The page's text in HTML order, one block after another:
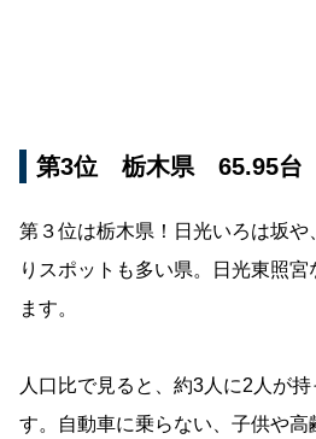
第3位 栃木県 65.95台
第３位は栃木県！日光いろは坂
りスポットも多い県。日光東照宮
ます。
人口比で見ると、約3人に2人が
す。自動車に乗らない、子供や